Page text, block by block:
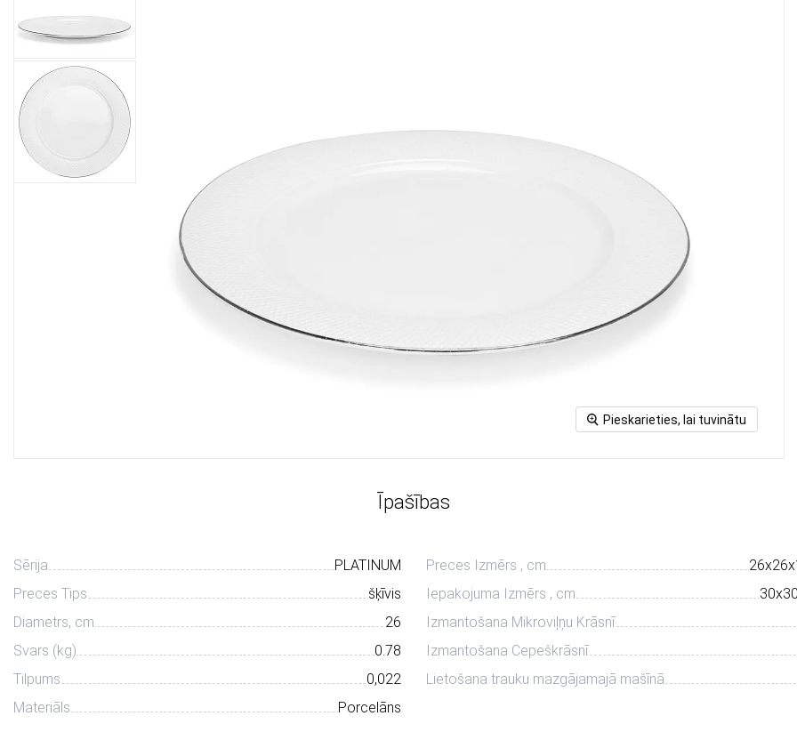
Pieskarieties, lai tuvinātu
Īpašības
Sērija
PLATINUM
Preces Tips
šķīvis
Diametrs, сm
26
Svars (kg)
0.78
Tilpums
0,022
Materiāls
Porcelāns
Preces Izmērs , cm
Iepakojuma Izmērs , cm
Izmantošana Mikroviļņu Krāsnī
Izmantošana Cepeškrāsnī
Lietošana trauku mazgājamajā mašīnā